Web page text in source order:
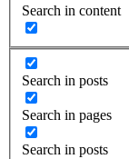
Search in content
Search in posts
Search in pages
Search in posts